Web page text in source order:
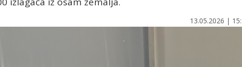
13.05.2026 |